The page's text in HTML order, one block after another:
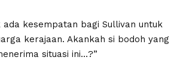
ada kesempatan bagi Sullivan untuk
kerajaan. Akankah si bodoh yang
situasi ini…?”